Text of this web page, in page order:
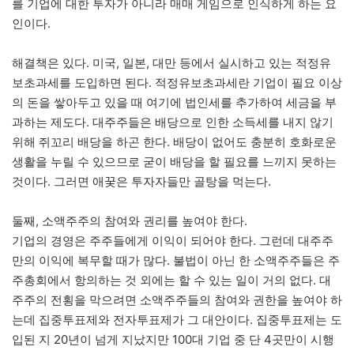
를 기업에 대한 투자가 아니라 매매 게임으로 인식하게 하는 요
인이다.
해결책은 있다. 미국, 일본, 대만 등에서 실시하고 있는 적정유
보초과세를 도입하면 된다. 적정유보초과세란 기업이 필요 이상
의 돈을 쌓아두고 있을 때 여기에 법인세를 추가하여 세금을 부
과하는 제도다. 대주주들은 배당으로 인한 소득세를 내지 않기
위해 쥐꼬리 배당을 하곤 한다. 배당이 없어도 충분히 호화로운
생활을 누릴 수 있으므로 굳이 배당을 할 필요를 느끼지 못하는
것이다. 그러면 애꿎은 투자자들만 골탕을 먹는다.
둘째, 소액주주의 참여와 권리를 높여야 한다.
기업의 경영은 주주들에게 이익이 되어야 한다. 그런데 대주주
만의 이익에 복무할 때가 많다. 불법이 아닌 한 소액주주들은 주
주총회에서 항의하는 것 외에는 할 수 있는 일이 거의 없다. 대
주주의 전횡을 막으려면 소액주주들의 참여와 권한을 높여야 하
는데 집중투표제와 전자투표제가 그 대안이다. 집중투표제는 도
입된 지 20년이 넘게 지났지만 100대 기업 중 단 4곳만이 시행